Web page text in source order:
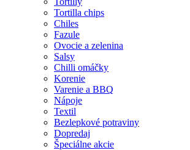
Tortilla chips
Chiles
Fazule
Ovocie a zelenina
Salsy
Chilli omáčky
Korenie
Varenie a BBQ
Nápoje
Textil
Bezlepkové potraviny
Dopredaj
Špeciálne akcie